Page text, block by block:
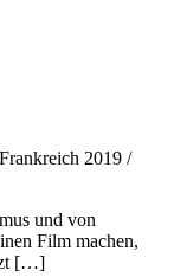
2019 /
und von
Film machen,
[…]